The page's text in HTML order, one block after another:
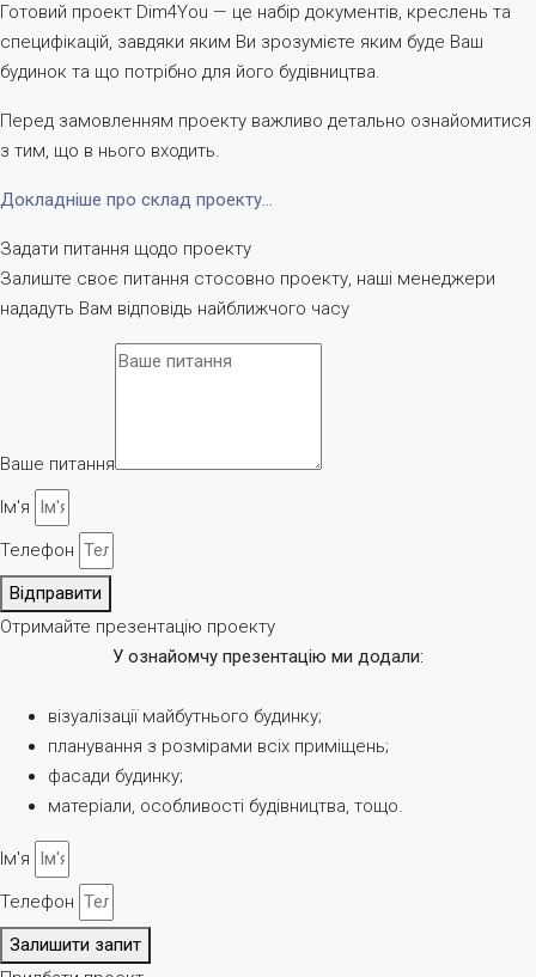
Готовий проект Dim4You — це набір документів, креслень та
специфікацій, завдяки яким Ви зрозумієте яким буде Ваш
будинок та що потрібно для його будівництва.
Перед замовленням проекту важливо детально ознайомитися
з тим, що в нього входить.
Докладніше про склад проекту…
Задати питання щодо проекту
Залиште своє питання стосовно проекту, наші менеджери
нададуть Вам відповідь найближчого часу
Ваше питання
Ім'я
Телефон
Відправити
Отримайте презентацію проекту
У ознайомчу презентацію ми додали:
візуалізації майбутнього будинку;
планування з розмірами всіх приміщень;
фасади будинку;
матеріали, особливості будівництва, тощо.
Ім'я
Телефон
Залишити запит